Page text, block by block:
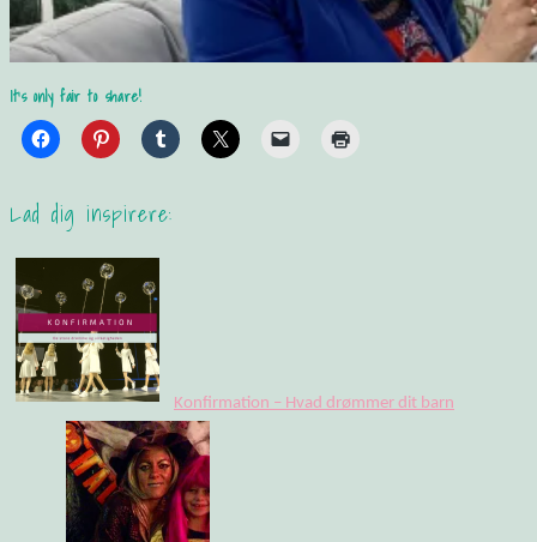
It's only fair to share!
Lad dig inspirere:
Konfirmation – Hvad drømmer dit barn